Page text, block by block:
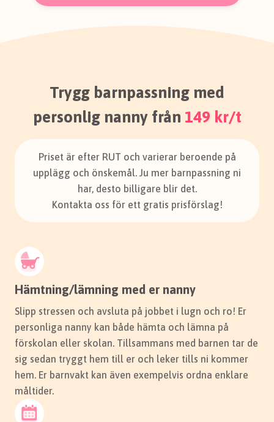
Våra personliga barnvakter i Uppsala hjälper
Rosendal till Sunnersta och Nåntuna.
Hitta barnvakt i Uppsala
Barnpassning i Västerås
I Västerås finns våra barnvakter redo att hjälpa
familjer över hela staden – från centrala delar till
områden som Haga och Gäddeholm.
Hitta barnvakt i Västerås
Trygg barnpassning med
personlig nanny från 149 kr/t
Priset är efter RUT och varierar beroende på
upplägg och önskemål. Ju mer barnpassning ni
har, desto billigare blir det.
Kontakta oss för ett gratis prisförslag!
Hämtning/lämning med er nanny
Slipp stressen och avsluta på jobbet i lugn och ro! Er
personliga nanny kan både hämta och lämna på
förskolan eller skolan. Tillsammans med barnen tar de
sig sedan tryggt hem till er och leker tills ni kommer
hem. Er barnvakt kan även exempelvis ordna enklare
måltider.